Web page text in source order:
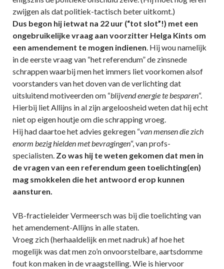
zwijgen als dat politiek-tactisch beter uitkomt.)
Dus begon hij ietwat na 22 uur (“tot slot”!) met een
ongebruikelijke vraag aan voorzitter Helga Kints om
een amendement te mogen indienen. Hij wou namelijk
in de eerste vraag van “het referendum” de zinsnede
schrappen waarbij men het immers liet voorkomen alsof
voorstanders van het doven van de verlichting dat
uitsluitend motiveerden om “blijvend energie te besparen“.
Hierbij liet Allijns in al zijn argeloosheid weten dat hij echt
niet op eigen houtje om die schrapping vroeg.
Hij had daartoe het advies gekregen “van mensen die zich
enorm bezig hielden met bevragingen“, van profs-
specialisten. Zo was hij te weten gekomen dat men in
de vragen van een referendum geen toelichting(en)
mag smokkelen die het antwoord erop kunnen
aansturen.
VB-fractieleider Vermeersch was bij die toelichting van
het amendement-Allijns in alle staten.
Vroeg zich (herhaaldelijk en met nadruk) af hoe het
mogelijk was dat men zo’n onvoorstelbare, aartsdomme
fout kon maken in de vraagstelling. Wie is hiervoor